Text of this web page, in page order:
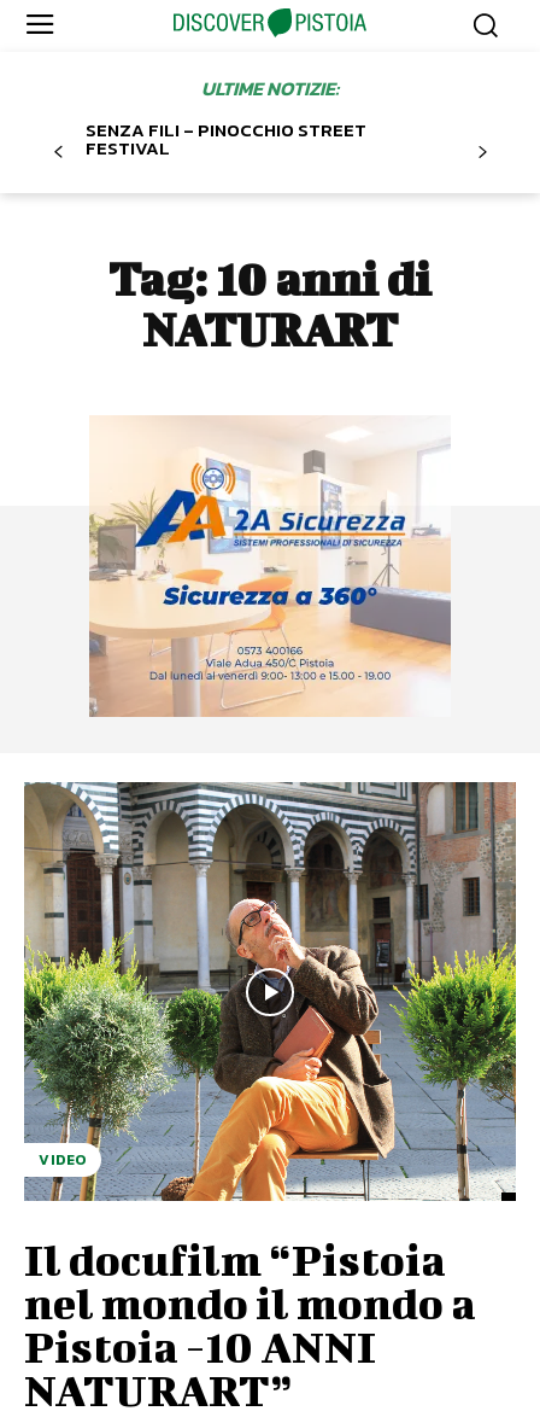
ULTIME NOTIZIE:
SENZA FILI – PINOCCHIO STREET
FESTIVAL
Tag: 10 anni di
NATURART
VIDEO
Il docufilm “Pistoia
nel mondo il mondo a
Pistoia -10 ANNI
NATURART”